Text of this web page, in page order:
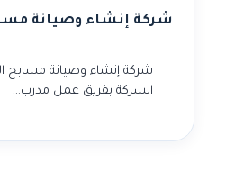
شركة إنشاء وصيانة
شركة إنشاء وصيانة مسابح
الشركة بفريق عمل مدرب…